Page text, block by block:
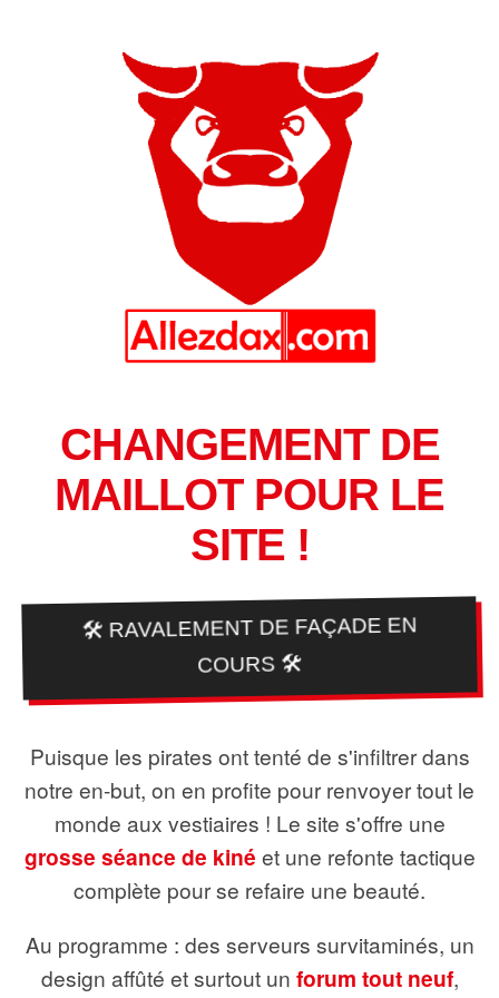
CHANGEMENT DE
MAILLOT POUR LE
SITE !
🛠️ RAVALEMENT DE FAÇADE EN
COURS 🛠️
Puisque les pirates ont tenté de s'infiltrer dans
notre en-but, on en profite pour renvoyer tout le
monde aux vestiaires ! Le site s'offre une
grosse séance de kiné et une refonte tactique
complète pour se refaire une beauté.
Au programme : des serveurs survitaminés, un
design affûté et surtout un forum tout neuf,